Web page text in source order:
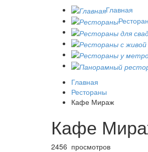
Главная
Главная
Рестораны
Кафе Мираж
Кафе
2456 просмотров